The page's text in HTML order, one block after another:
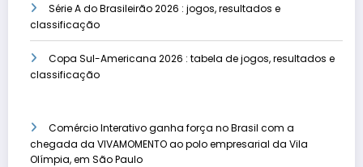
Série A do Brasileirão 2026 : jogos, resultados e
classificação
Copa Sul-Americana 2026 : tabela de jogos, resultados e
classificação
Comércio Interativo ganha força no Brasil com a
chegada da VIVAMOMENTO ao polo empresarial da Vila
Olímpia, em São Paulo